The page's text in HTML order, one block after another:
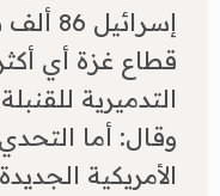
قطاع غزة أي
التدميرية
وقال: أما التحدي
الأمريكية